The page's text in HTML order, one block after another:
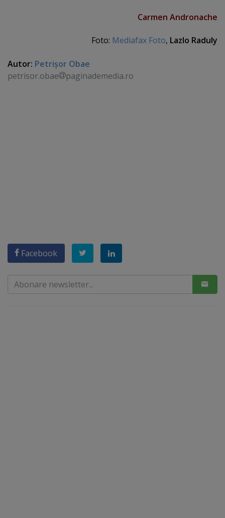
Carmen Andronache
Foto: Mediafax Foto, Lazlo Raduly
Autor: Petrişor Obae
petrisor.obae
paginademedia.ro
Facebook